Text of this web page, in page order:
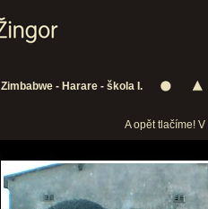
Zimbabwe - Harare - škola I.
A opět tlačíme!